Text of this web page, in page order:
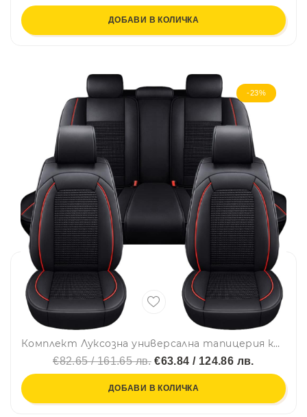
ДОБАВИ В КОЛИЧКА
-23%
Комплект Луксозна универсална тапицерия кожа с текстил, Черна с червен шев за Предни и Задни седалки
€82.65 / 161.65 лв.€63.84 / 124.86 лв.
ДОБАВИ В КОЛИЧКА